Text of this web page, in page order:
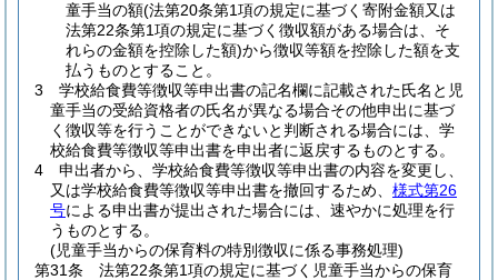
童手当の額(法第20条第1項の規定に基づく寄附金額又は
法第22条第1項の規定に基づく徴収額がある場合は、そ
れらの金額を控除した額)から徴収等額を控除した額を支
払うものとすること。
3
学校給食費等徴収等申出書の記名欄に記載された氏名と児
童手当の受給資格者の氏名が異なる場合その他申出に基づ
く徴収等を行うことができないと判断される場合には、学
校給食費等徴収等申出書を申出者に返戻するものとする。
4
申出者から、学校給食費等徴収等申出書の内容を変更し、
又は学校給食費等徴収等申出書を撤回するため、 様式第26
号による申出書が提出された場合には、速やかに処理を行
うものとする。
(児童手当からの保育料の特別徴収に係る事務処理)
第31条
法第22条第1項の規定に基づく児童手当からの保育